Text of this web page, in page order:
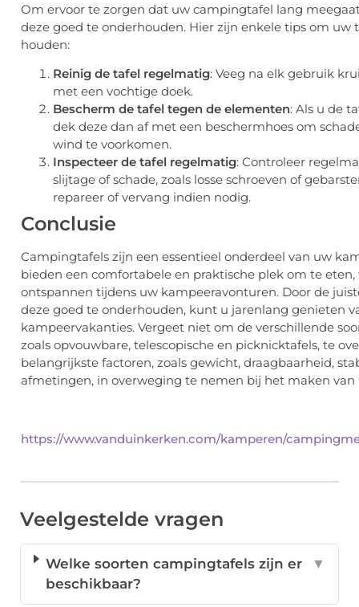
Om ervoor te zorgen dat uw campingtafel lang
deze goed te onderhouden. Hier zijn enkele tips om uw
houden:
Reinig de tafel regelmatig: Veeg na elk gebruik
met een vochtige doek.
Bescherm de tafel tegen de elementen: Als u de
dek deze dan af met een beschermhoes om
wind te voorkomen.
Inspecteer de tafel regelmatig: Controleer
slijtage of schade, zoals losse schroeven of
repareer of vervang indien nodig.
Conclusie
Campingtafels zijn een essentieel onderdeel van uw
bieden een comfortabele en praktische plek om te
ontspannen tijdens uw kampeeravonturen. Door de
deze goed te onderhouden, kunt u jarenlang genieten
kampeervakanties. Vergeet niet om de verschillende
zoals opvouwbare, telescopische en picknicktafels, te
belangrijkste factoren, zoals gewicht, draagbaarheid,
afmetingen, in overweging te nemen bij het maken van
https://www.vanduinkerken.com/kamperen/
Veelgestelde vragen
Welke soorten campingtafels zijn er
beschikbaar?
▼